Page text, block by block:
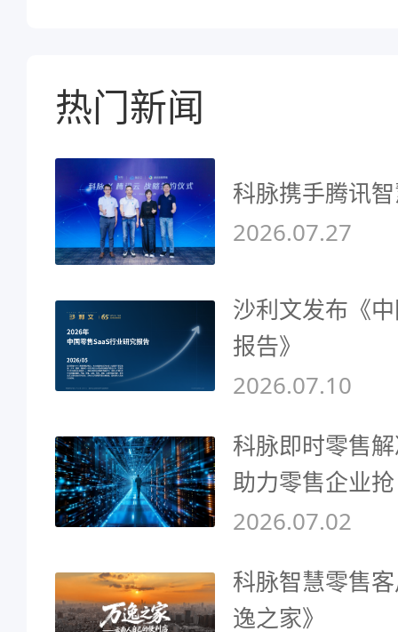
热门新闻
科脉携手腾讯
2026.07.27
沙利文发布《
报告》
2026.07.10
科脉即时零售
助力零售企业
2026.07.02
科脉智慧零售
逸之家》